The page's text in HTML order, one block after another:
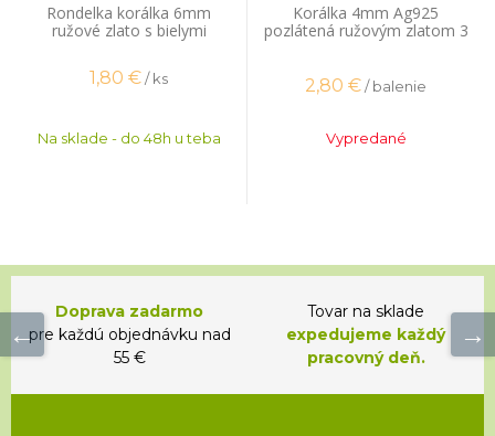
Rondelka korálka 6mm
ružové zlato s bielymi
1,80 €/ ks
Na sklade - do 48h u teba
Korálka 4mm Ag925
pozlátená ružovým zlatom 3
2,80 €/ balenie
Vypredané
Doprava zadarmo
pre každú objednávku nad
55 €
Tovar na sklade
expedujeme každý
pracovný deň.